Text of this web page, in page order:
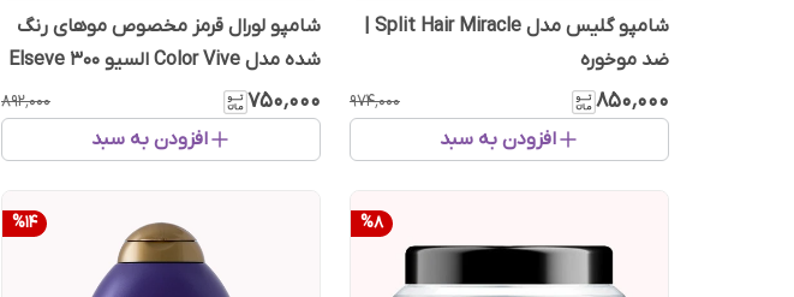
ضد موخوره
۸۵۰٬۰۰۰ ۹۷۴٬۰۰۰
افزودن به سبد
شامپو لورال قرمز مخصوص موهای رنگ
شده مدل Color Vive السیو Elseve ۳۰۰
میلی‌لیتر
۷۵۰٬۰۰۰ ۸۹۲٬۰۰۰
افزودن به سبد
%8
%14